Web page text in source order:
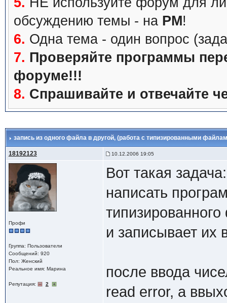
обсуждению темы - на PM!
6. Одна тема - один вопрос
7. Проверяйте программы
форуме!!!
8. Спрашивайте и отвечайте
запись из одного файла в другой, (работа с типизированными
18192123 10.12.2006 19:05
Профи
Группа: Пользователи
Сообщений: 920
Пол: Женский
Реальное имя: Марина
Репутация: 2
Вот такая задача:
написать
и записывает их
после ввода
read error, а